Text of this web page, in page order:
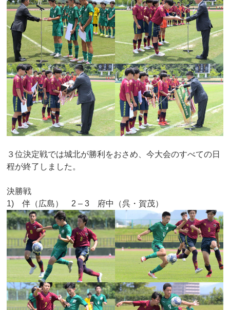
３位決定戦では城北が勝利をおさめ、今大会のすべての日
程が終了しました。
決勝戦
1) 伴（広島） 2 – 3 府中（呉・賀茂）